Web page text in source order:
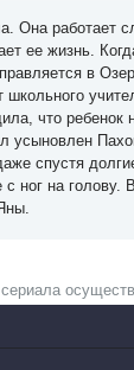
Она работает
ее жизнь.
в
школьного
что
усыновлен
спустя
ног на